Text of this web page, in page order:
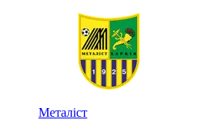
Металіст